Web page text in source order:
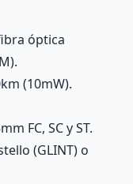
óptica
(10mW).
FC, SC y ST.
(GLINT) o